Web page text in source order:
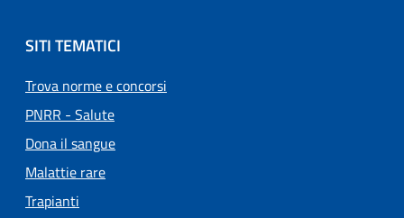
SITI TEMATICI
Trova norme e concorsi
PNRR - Salute
Dona il sangue
Malattie rare
Trapianti